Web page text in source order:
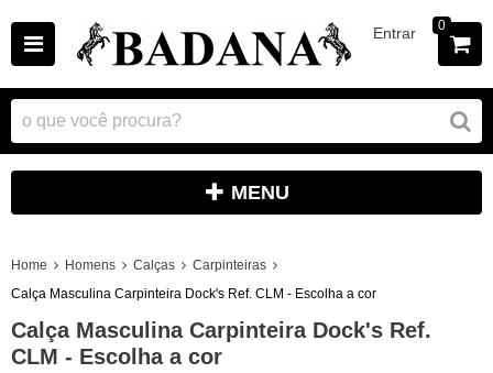
Entrar 0
MENU
Home Homens Calças
Carpinteiras
Calça Masculina Carpinteira Dock's Ref. CLM - Escolha a cor
Calça Masculina Carpinteira Dock's Ref.
CLM - Escolha a cor